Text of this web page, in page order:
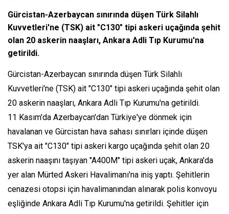
Gürcistan-Azerbaycan sınırında düşen Türk Silahlı
Kuvvetleri'ne (TSK) ait "C130" tipi askeri uçağında şehit
olan 20 askerin naaşları, Ankara Adli Tıp Kurumu'na
getirildi.
Gürcistan-Azerbaycan sınırında düşen Türk Silahlı
Kuvvetleri'ne (TSK) ait "C130" tipi askeri uçağında şehit olan
20 askerin naaşları, Ankara Adli Tıp Kurumu'na getirildi.
11 Kasım'da Azerbaycan'dan Türkiye'ye dönmek için
havalanan ve Gürcistan hava sahası sınırları içinde düşen
TSK'ya ait "C130" tipi askeri kargo uçağında şehit olan 20
askerin naaşını taşıyan "A400M" tipi askeri uçak, Ankara'da
yer alan Mürted Askeri Havalimanı'na iniş yaptı. Şehitlerin
cenazesi otopsi için havalimanından alınarak polis konvoyu
eşliğinde Ankara Adli Tıp Kurumu'na getirildi. Şehitler için